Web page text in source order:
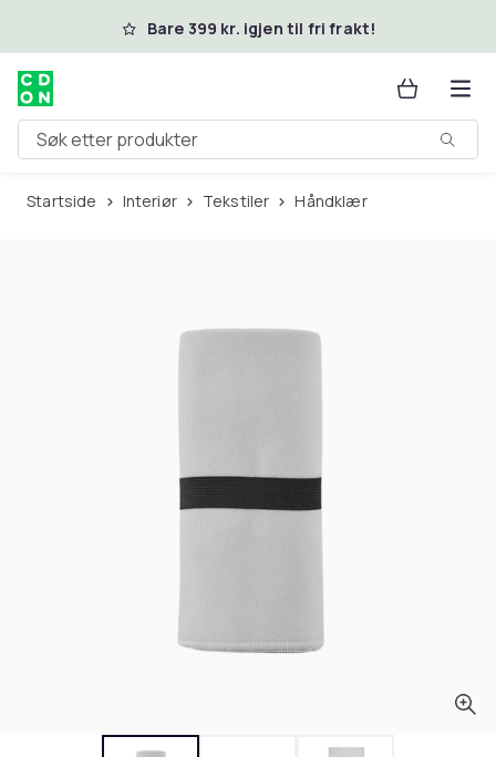
Hopp til hovedinnholdBare 399 kr. igjen til fri frakt!
Søk etter produkter
Startside Interiør Tekstiler Håndklær